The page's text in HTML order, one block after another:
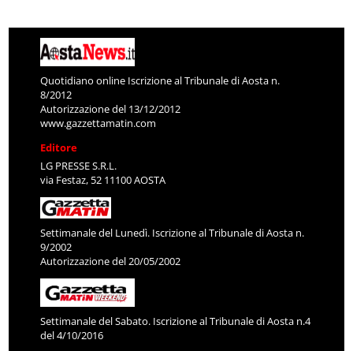
Quotidiano online Iscrizione al Tribunale di Aosta n.
8/2012
Autorizzazione del 13/12/2012
www.gazzettamatin.com
Editore
LG PRESSE S.R.L.
via Festaz, 52 11100 AOSTA
Settimanale del Lunedì. Iscrizione al Tribunale di Aosta n.
9/2002
Autorizzazione del 20/05/2002
Settimanale del Sabato. Iscrizione al Tribunale di Aosta n.4
del 4/10/2016